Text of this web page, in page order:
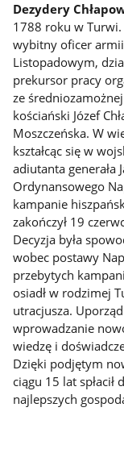
Dezydery
1788 roku w Turwi.
wybitny oficer
Listopadowym,
prekursor pracy
ze
kościański Józef
Moszczeńska. W
kształcąc się w
adiutanta generała
Ordynansowego
kampanie
zakończył 19
Decyzja była
wobec postawy
przebytych
osiadł w rodzimej
utracjusza.
wprowadzanie
wiedzę i
Dzięki podjętym
ciągu 15 lat spłacił
najlepszych